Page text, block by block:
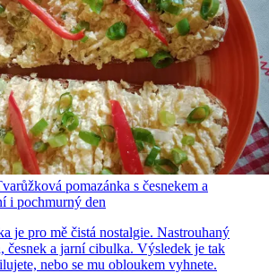
pomazánka s česnekem a
i pochmurný den
je pro mě čistá nostalgie. Nastrouhaný
česnek a jarní cibulka. Výsledek je tak
nebo se mu obloukem vyhnete.